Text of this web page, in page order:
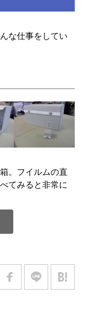
な仕事をしてい
。フイルムの直
てみると非常に
とつにまとめて